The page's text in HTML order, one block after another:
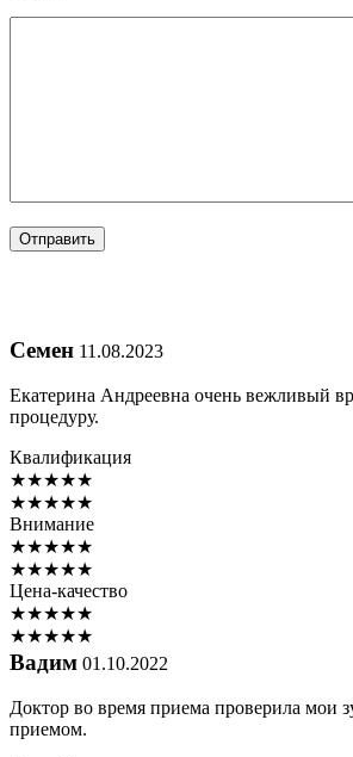
Семен 11.08.2023
Екатерина Андреевна очень вежливый
процедуру.
Квалификация
★★★★★
★★★★★
Внимание
★★★★★
★★★★★
Цена-качество
★★★★★
★★★★★
Вадим 01.10.2022
Доктор во время приема проверила мои
приемом.